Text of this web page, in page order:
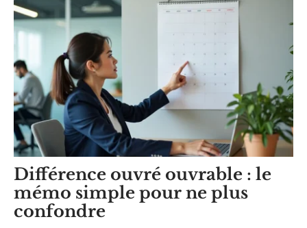
Différence ouvré ouvrable : le
mémo simple pour ne plus
confondre